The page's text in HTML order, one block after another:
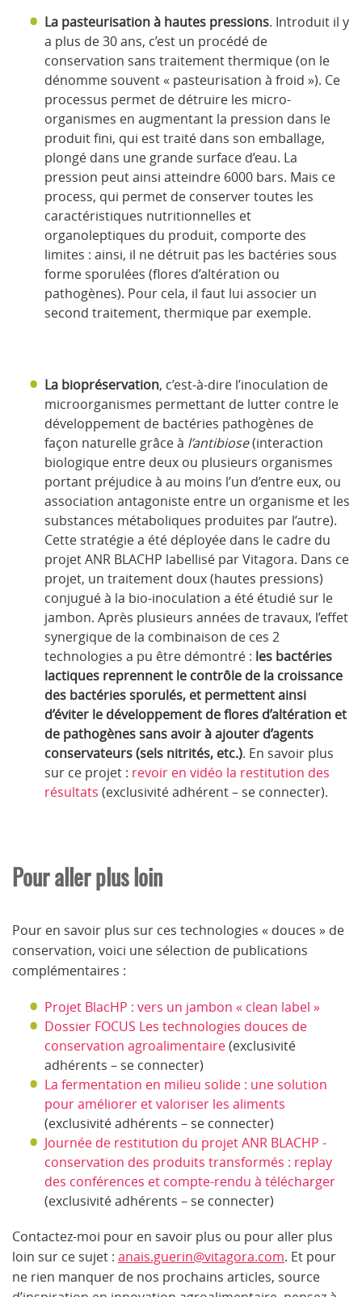
La pasteurisation à hautes pressions. Introduit il y
a plus de 30 ans, c’est un procédé de
conservation sans traitement thermique (on le
dénomme souvent « pasteurisation à froid »). Ce
processus permet de détruire les micro-
organismes en augmentant la pression dans le
produit fini, qui est traité dans son emballage,
plongé dans une grande surface d’eau. La
pression peut ainsi atteindre 6000 bars. Mais ce
process, qui permet de conserver toutes les
caractéristiques nutritionnelles et
organoleptiques du produit, comporte des
limites : ainsi, il ne détruit pas les bactéries sous
forme sporulées (flores d’altération ou
pathogènes). Pour cela, il faut lui associer un
second traitement, thermique par exemple.
La biopréservation, c’est-à-dire l’inoculation de
microorganismes permettant de lutter contre le
développement de bactéries pathogènes de
façon naturelle grâce à l’antibiose(interaction
biologique entre deux ou plusieurs organismes
portant préjudice à au moins l’un d’entre eux, ou
association antagoniste entre un organisme et les
substances métaboliques produites par l’autre).
Cette stratégie a été déployée dans le cadre du
projet ANR BLACHP labellisé par Vitagora. Dans ce
projet, un traitement doux (hautes pressions)
conjugué à la bio-inoculation a été étudié sur le
jambon. Après plusieurs années de travaux, l’effet
synergique de la combinaison de ces 2
technologies a pu être démontré : les bactéries
lactiques reprennent le contrôle de la croissance
des bactéries sporulés, et permettent ainsi
d’éviter le développement de flores d’altération et
de pathogènes sans avoir à ajouter d’agents
conservateurs (sels nitrités, etc.). En savoir plus
sur ce projet : revoir en vidéo la restitution des
résultats (exclusivité adhérent – se connecter).
Pour aller plus loin
Pour en savoir plus sur ces technologies « douces » de
conservation, voici une sélection de publications
complémentaires :
Projet BlacHP : vers un jambon « clean label »
Dossier FOCUS Les technologies douces de
conservation agroalimentaire(exclusivité
adhérents – se connecter)
La fermentation en milieu solide : une solution
pour améliorer et valoriser les aliments
(exclusivité adhérents – se connecter)
Journée de restitution du projet ANR BLACHP -
conservation des produits transformés : replay
des conférences et compte-rendu à télécharger
(exclusivité adhérents – se connecter)
Contactez-moi pour en savoir plus ou pour aller plus
loin sur ce sujet : anais.guerin@vitagora.com. Et pour
ne rien manquer de nos prochains articles, source